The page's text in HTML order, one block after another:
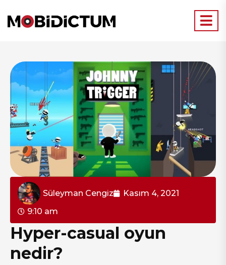
Süleyman Cengiz
Kasım 4, 2021
9:10 am
Hyper-casual oyun
nedir?